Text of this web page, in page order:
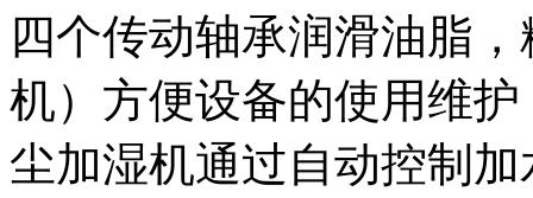
四个传动轴承润滑油脂
机）方便设备的使用维
尘加湿机通过自动控制